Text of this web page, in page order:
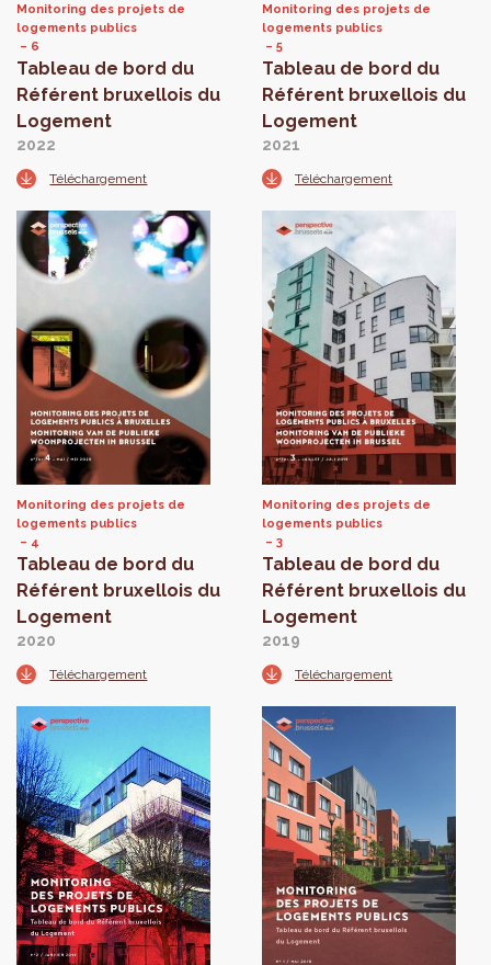
Monitoring des projets de
logements publics
6
Tableau de bord du
Référent bruxellois du
Logement
2022
Téléchargement
Monitoring des projets de
logements publics
5
Tableau de bord du
Référent bruxellois du
Logement
2021
Téléchargement
Monitoring des projets de
logements publics
4
Tableau de bord du
Référent bruxellois du
Logement
2020
Téléchargement
Monitoring des projets de
logements publics
3
Tableau de bord du
Référent bruxellois du
Logement
2019
Téléchargement